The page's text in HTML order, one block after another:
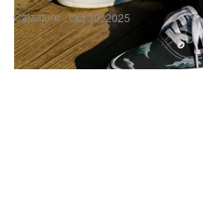
Calzature Oct 30, 2025